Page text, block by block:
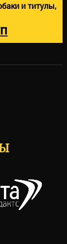
и титулы,